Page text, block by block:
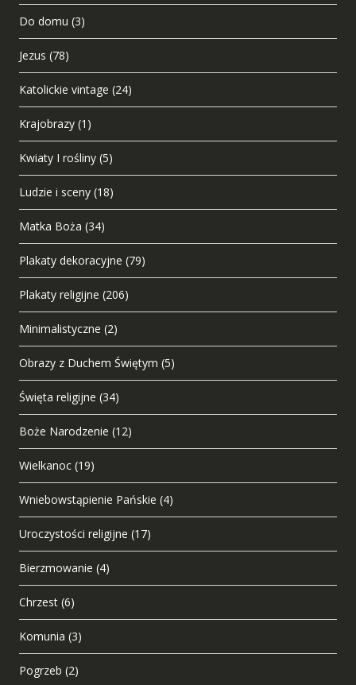
Do domu (3)
Jezus (78)
Katolickie vintage (24)
Krajobrazy (1)
Kwiaty I rośliny (5)
Ludzie i sceny (18)
Matka Boża (34)
Plakaty dekoracyjne (79)
Plakaty religijne (206)
Minimalistyczne (2)
Obrazy z Duchem Świętym (5)
Święta religijne (34)
Boże Narodzenie (12)
Wielkanoc (19)
Wniebowstąpienie Pańskie (4)
Uroczystości religijne (17)
Bierzmowanie (4)
Chrzest (6)
Komunia (3)
Pogrzeb (2)